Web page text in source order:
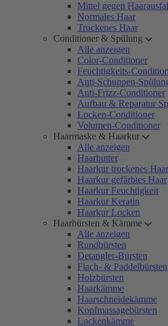
Mittel gegen
Normales Haar
Trockenes Haar
Conditioner & Spülung
Alle anzeigen
Color-Conditioner
Feuchtigkeits-
Anti-Schuppen-
Anti-Frizz-Conditioner
Aufbau & Reparatur
Locken-Conditioner
Volumen-Conditioner
Haarmaske & Haarkur
Alle anzeigen
Haarbutter
Haarkur trockenes Haar
Haarkur gefärbtes Haar
Haarkur Feuchtigkeit
Haarkur Keratin
Haarkur Locken
Haarbürsten & Kämme
Alle anzeigen
Rundbürsten
Detangler-Bürsten
Flach- & Paddelbürsten
Holzbürsten
Haarkämme
Haarschneidekämme
Kopfmassagebürsten
Lockenkämme